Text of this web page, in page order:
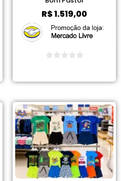
R$1.519,00